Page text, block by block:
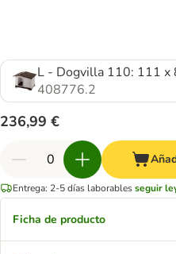
L - Dogvilla 110: 111 x
408776.2
236,99 €
Entrega: 2-5 días laborablesseguir
Ficha de producto